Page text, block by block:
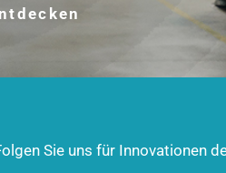
Sie uns für Innovationen